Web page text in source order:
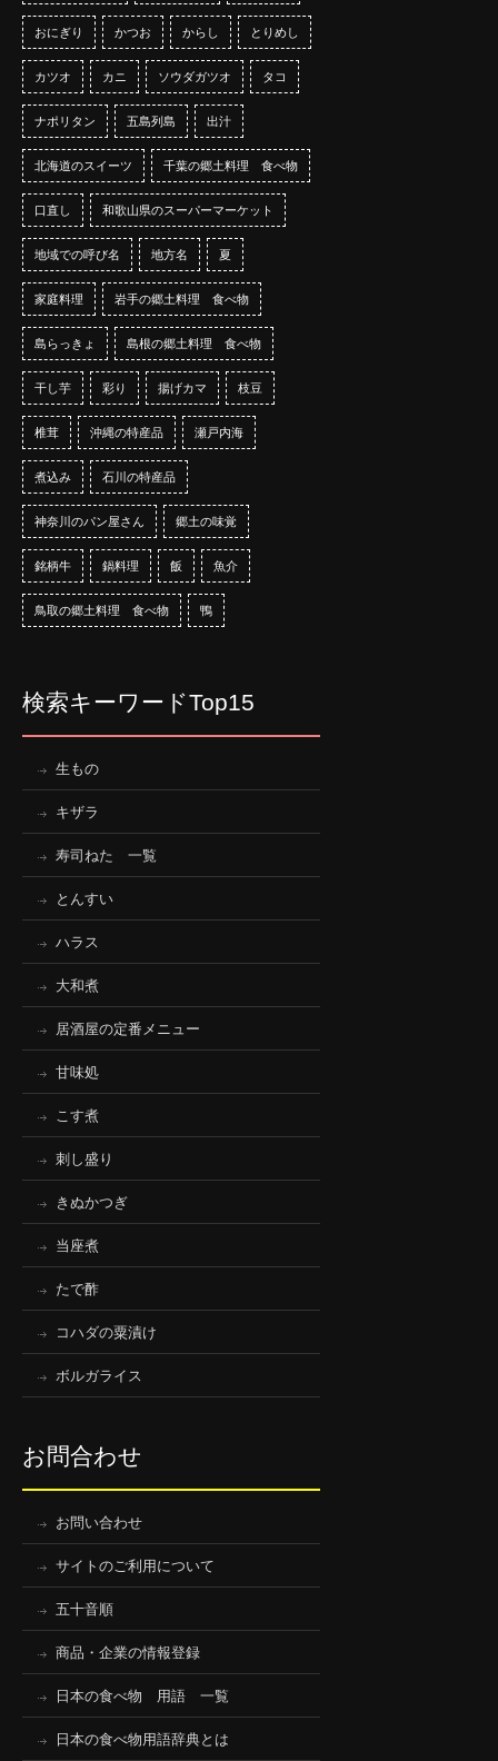
おにぎり かつお からし とりめし
カツオ カニ ソウダガツオ タコ
ナポリタン 五島列島 出汁
北海道のスイーツ 千葉の郷土料理 食べ物
口直し 和歌山県のスーパーマーケット
地域での呼び名 地方名 夏
家庭料理 岩手の郷土料理 食べ物
島らっきょ 島根の郷土料理 食べ物
干し芋 彩り 揚げカマ 枝豆
椎茸 沖縄の特産品 瀬戸内海
煮込み 石川の特産品
神奈川のパン屋さん 郷土の味覚
銘柄牛 鍋料理 飯 魚介
鳥取の郷土料理 食べ物 鴨
検索キーワードTop15
生もの
キザラ
寿司ねた 一覧
とんすい
ハラス
大和煮
居酒屋の定番メニュー
甘味処
こす煮
刺し盛り
きぬかつぎ
当座煮
たで酢
コハダの粟漬け
ボルガライス
お問合わせ
お問い合わせ
サイトのご利用について
五十音順
商品・企業の情報登録
日本の食べ物 用語 一覧
日本の食べ物用語辞典とは